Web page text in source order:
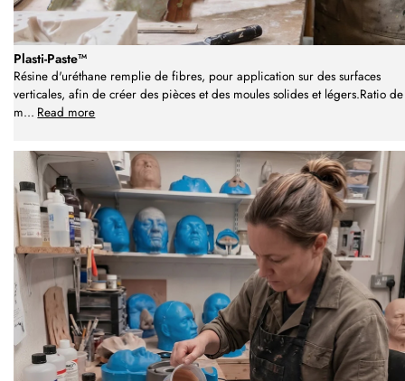
Plasti-Paste™
Résine d'uréthane remplie de fibres, pour application sur des surfaces
verticales, afin de créer des pièces et des moules solides et légers.Ratio de
m... Read more